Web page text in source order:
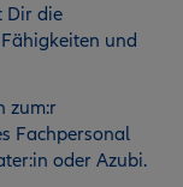
Dir die
und
zum:r
Fachpersonal
oder Azubi.